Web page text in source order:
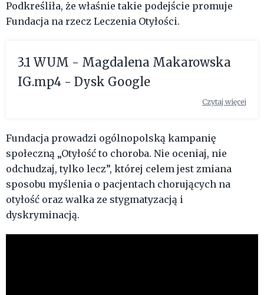
Podkreśliła, że właśnie takie podejście promuje
Fundacja na rzecz Leczenia Otyłości.
3.1 WUM - Magdalena Makarowska
IG.mp4 - Dysk Google
Czytaj więcej
Fundacja prowadzi ogólnopolską kampanię
społeczną „Otyłość to choroba. Nie oceniaj, nie
odchudzaj, tylko lecz”, której celem jest zmiana
sposobu myślenia o pacjentach chorujących na
otyłość oraz walka ze stygmatyzacją i
dyskryminacją.